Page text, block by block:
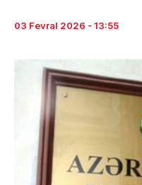
03 Fevral 2026 - 13:55